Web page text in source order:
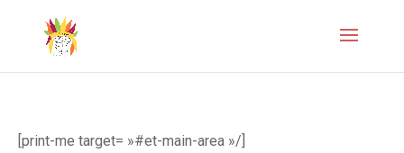
[print-me target= »#et-main-area »/]